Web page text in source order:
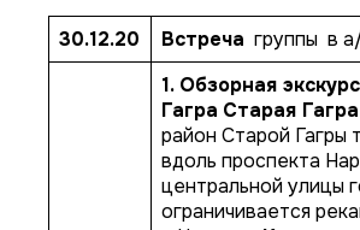
30.12.20 Встреча группы в
1. Обзорная
Гагра Старая Гагра
район Старой Гагры
вдоль проспекта
центральной улицы
ограничивается